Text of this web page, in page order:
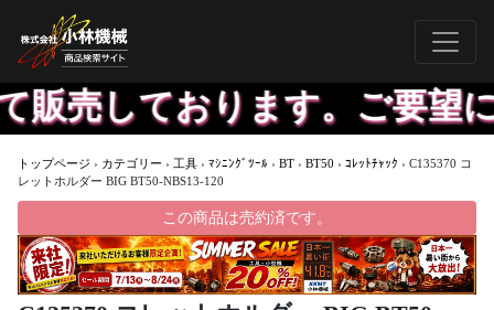
ております。ご要望に応
トップページ › カテゴリー › 工具 › ﾏｼﾆﾝｸﾞﾂｰﾙ › BT › BT50 › ｺﾚｯﾄﾁｬｯｸ › C135370 コ
レットホルダー BIG BT50-NBS13-120
この商品は売約済です。